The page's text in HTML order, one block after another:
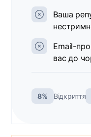
Ваша
Email-
вас до
8% Відкриття